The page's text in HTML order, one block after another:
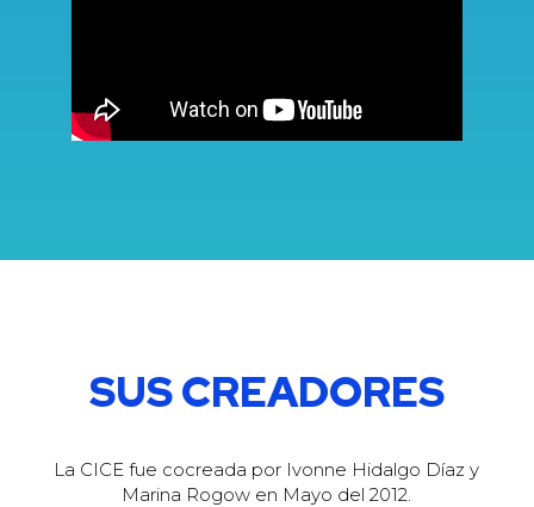
SUS CREADORES
La CICE fue cocreada por Ivonne Hidalgo Díaz y
Marina Rogow en Mayo del 2012.